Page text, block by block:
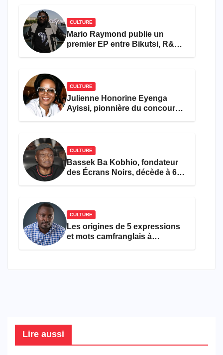
CULTURE
Mario Raymond publie un
premier EP entre Bikutsi, R&B
CULTURE
Julienne Honorine Eyenga
Ayissi, pionnière du concours
CULTURE
Bassek Ba Kobhio, fondateur
des Écrans Noirs, décède à 69
CULTURE
Les origines de 5 expressions
et mots camfranglais à
Lire aussi